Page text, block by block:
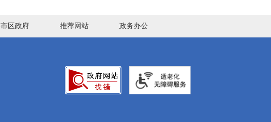
区政府 推荐网站 政务办公